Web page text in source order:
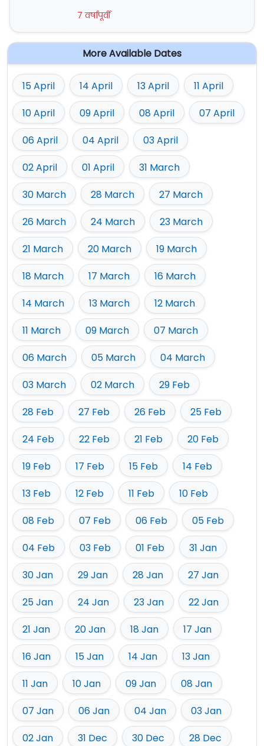
7 वर्षापूर्वी
More Available Dates
15 April 14 April 13 April
11 April
10 April
09 April 08 April
07 April
06 April
04 April
03 April
02 April
01 April
31 March
30 March
28 March
27 March
26 March
24 March
23 March
21 March
20 March
19 March
18 March
17 March
16 March
14 March
13 March
12 March
11 March
09 March
07 March
06 March
05 March
04 March
03 March
02 March
29 Feb
28 Feb
27 Feb 26 Feb
25 Feb
24 Feb
22 Feb 21 Feb
20 Feb
19 Feb
17 Feb 15 Feb
14 Feb
13 Feb
12 Feb 11 Feb
10 Feb
08 Feb
07 Feb 06 Feb
05 Feb
04 Feb
03 Feb 01 Feb
31 Jan
30 Jan
29 Jan 28 Jan
27 Jan
25 Jan
24 Jan 23 Jan
22 Jan
21 Jan
20 Jan 18 Jan
17 Jan
16 Jan
15 Jan 14 Jan
13 Jan
11 Jan
10 Jan 09 Jan
08 Jan
07 Jan
06 Jan 04 Jan
03 Jan
02 Jan
31 Dec 30 Dec
28 Dec